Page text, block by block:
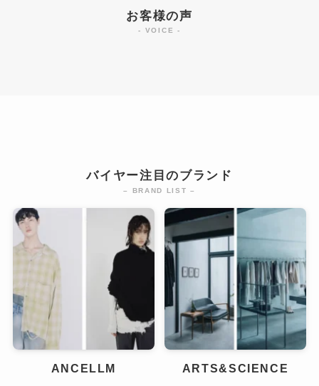
お客様の声
- VOICE -
バイヤー注目のブランド
– BRAND LIST –
ANCELLM ARTS&SCIENCE